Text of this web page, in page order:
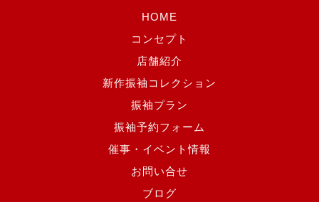
HOME
コンセプト
店舗紹介
新作振袖コレクション
振袖プラン
振袖予約フォーム
催事・イベント情報
お問い合せ
ブログ